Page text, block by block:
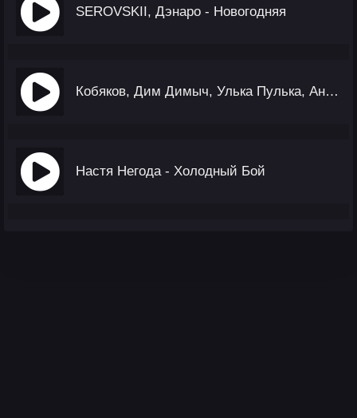
SEROVSKII, Дэнаро - Новогодняя
Кобяков, Дим Димыч, Улька Пулька, Анджилиша - Гармошка
Настя Негода - Холодный Бой